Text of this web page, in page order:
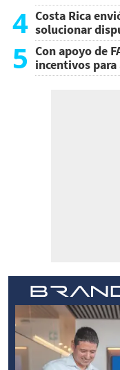
4 Costa Rica
solucionar
5 Con apoyo de
incentivos